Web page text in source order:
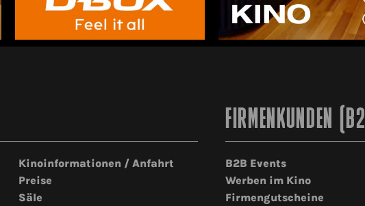
Kinoinformationen / Anfahrt
Preise
Säle
FIRMENKUNDEN
B2B Events
Werben im Kino
Firmengutscheine